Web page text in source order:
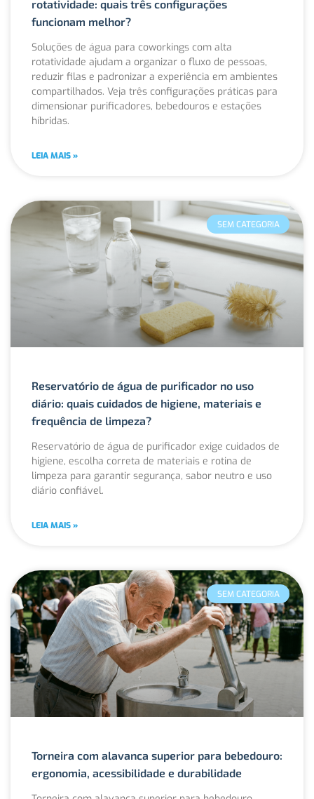
rotatividade: quais três configurações
funcionam melhor?
Soluções de água para coworkings com alta
rotatividade ajudam a organizar o fluxo de pessoas,
reduzir filas e padronizar a experiência em ambientes
compartilhados. Veja três configurações práticas para
dimensionar purificadores, bebedouros e estações
híbridas.
LEIA MAIS »
SEM CATEGORIA
Reservatório de água de purificador no uso
diário: quais cuidados de higiene, materiais e
frequência de limpeza?
Reservatório de água de purificador exige cuidados de
higiene, escolha correta de materiais e rotina de
limpeza para garantir segurança, sabor neutro e uso
diário confiável.
LEIA MAIS »
SEM CATEGORIA
Torneira com alavanca superior para bebedouro:
ergonomia, acessibilidade e durabilidade